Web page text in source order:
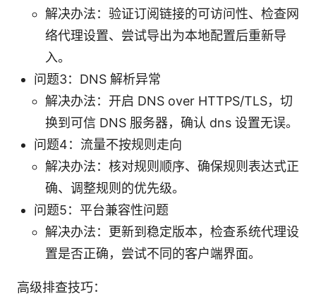
解决办法：验证订阅链接的可访问性、检查网
络代理设置、尝试导出为本地配置后重新导
入。
问题3：DNS 解析异常
解决办法：开启 DNS over HTTPS/TLS，切
换到可信 DNS 服务器，确认 dns 设置无误。
问题4：流量不按规则走向
解决办法：核对规则顺序、确保规则表达式正
确、调整规则的优先级。
问题5：平台兼容性问题
解决办法：更新到稳定版本，检查系统代理设
置是否正确，尝试不同的客户端界面。
高级排查技巧：